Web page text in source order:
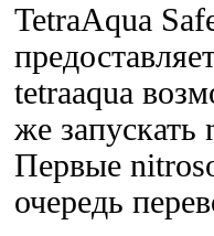
TetraAqua
tetraaqua
же запускать
Первые
очередь